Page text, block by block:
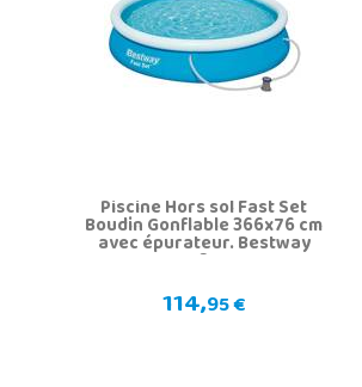
Piscine Hors sol Fast Set
Boudin Gonflable 366x76 cm
avec épurateur. Bestway
57274
114,95 €